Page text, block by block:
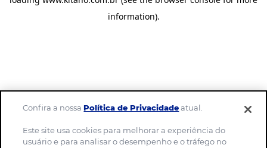
information).
Confira a nossaPolítica de Privacidadeatual.
Este site usa cookies para melhorar a experiência do
usuário e para analisar o desempenho e o tráfego no